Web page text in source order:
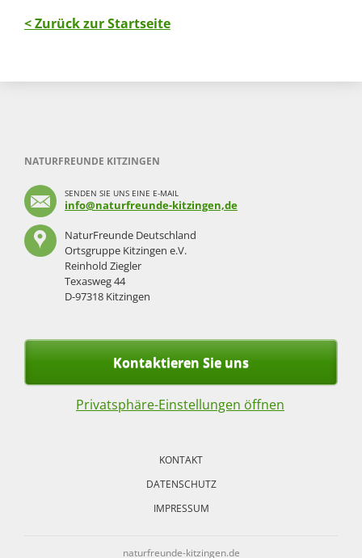
< Zurück zur Startseite
NATURFREUNDE KITZINGEN
SENDEN SIE UNS EINE E-MAIL
info@naturfreunde-kitzingen,de
NaturFreunde Deutschland
Ortsgruppe Kitzingen e.V.
Reinhold Ziegler
Texasweg 44
D-97318 Kitzingen
Kontaktieren Sie uns
Privatsphäre-Einstellungen öffnen
KONTAKT
DATENSCHUTZ
IMPRESSUM
naturfreunde-kitzingen.de